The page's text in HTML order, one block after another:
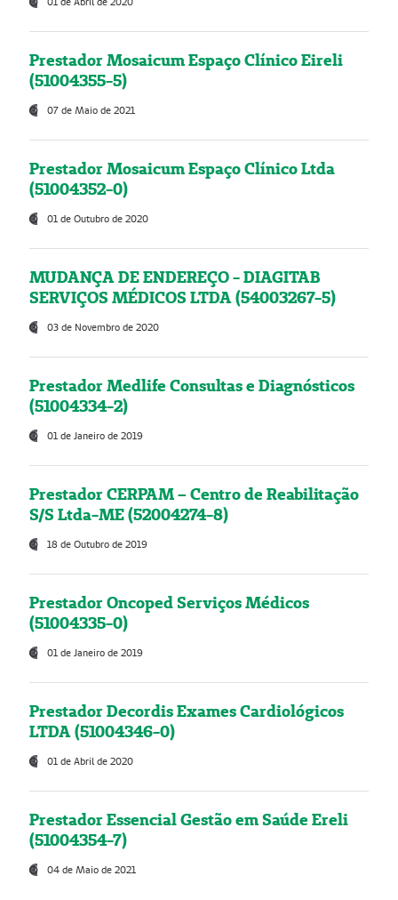
Prestador Mosaicum Espaço Clínico Eireli
(51004355-5)
07 de Maio de 2021
Prestador Mosaicum Espaço Clínico Ltda
(51004352-0)
01 de Outubro de 2020
MUDANÇA DE ENDEREÇO - DIAGITAB
SERVIÇOS MÉDICOS LTDA (54003267-5)
03 de Novembro de 2020
Prestador Medlife Consultas e Diagnósticos
(51004334-2)
01 de Janeiro de 2019
Prestador CERPAM – Centro de Reabilitação
S/S Ltda-ME (52004274-8)
18 de Outubro de 2019
Prestador Oncoped Serviços Médicos
(51004335-0)
01 de Janeiro de 2019
Prestador Decordis Exames Cardiológicos
LTDA (51004346-0)
01 de Abril de 2020
Prestador Essencial Gestão em Saúde Ereli
(51004354-7)
04 de Maio de 2021